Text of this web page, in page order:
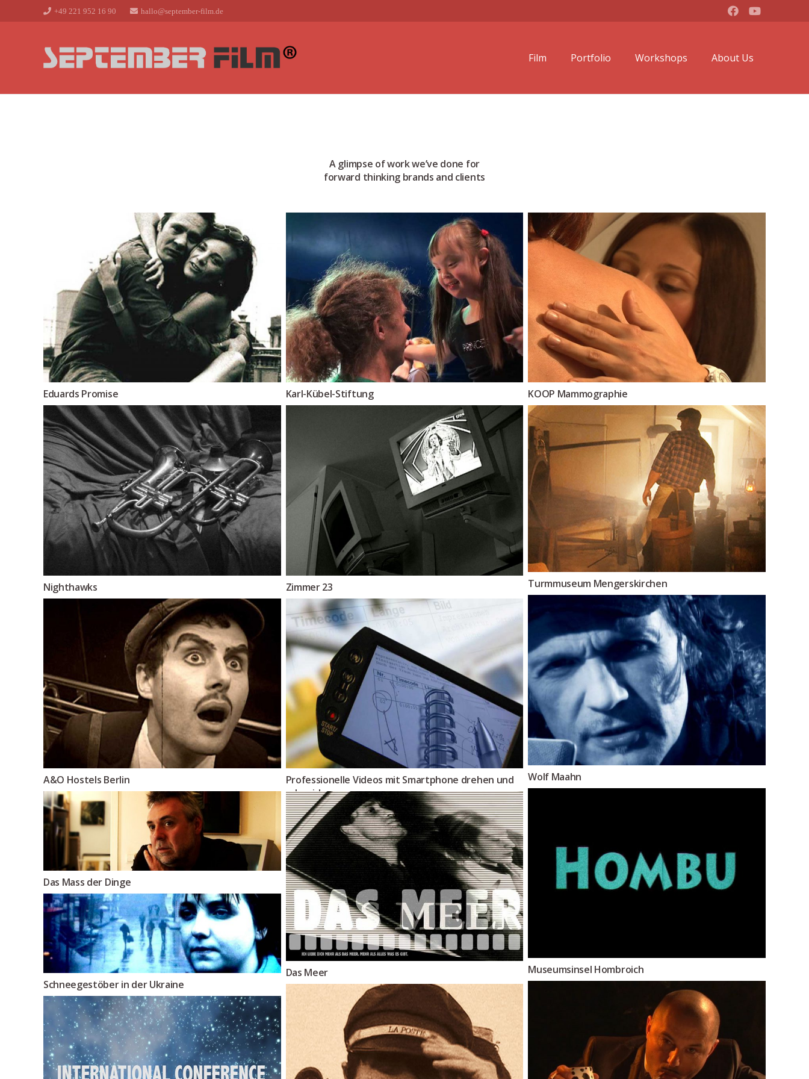
+49 221 952 16 90 hallo@september-film.de
Film Portfolio Workshops About Us
A glimpse of work we’ve done for
forward thinking brands and clients
Eduards Promise Karl-Kübel-Stiftung KOOP Mammographie
Nighthawks Zimmer 23 Turmmuseum Mengerskirchen
Wolf Maahn
A&O Hostels Berlin
Professionelle Videos mit Smartphone drehen und
schneiden
Museumsinsel Hombroich
Das Mass der Dinge
Das Meer
Schneegestöber in der Ukraine